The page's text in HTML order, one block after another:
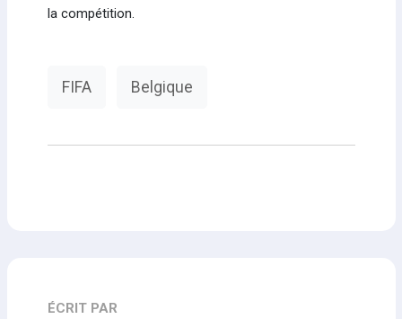
la compétition.
FIFA Belgique
ÉCRIT PAR